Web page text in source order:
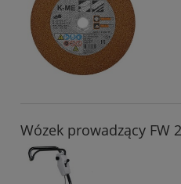
Wózek prowadzący FW